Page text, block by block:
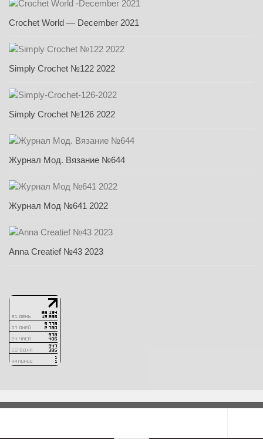
Crochet World — December 2021
Simply Crochet №122 2022
Simply Crochet №126 2022
Журнал Мод. Вязание №644
Журнал Мод №641 2022
Anna Creatief №43 2023